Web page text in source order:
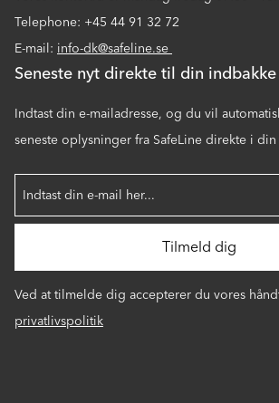
Telephone: +45 44 91 32 72
E-mail: info-dk@safeline.se
Seneste nyt direkte til din indbakke
Indtast din e-mailadresse, og du vil
seneste oplysninger fra SafeLine direkte i
Ved at tilmelde dig accepterer du vores
privatlivspolitik